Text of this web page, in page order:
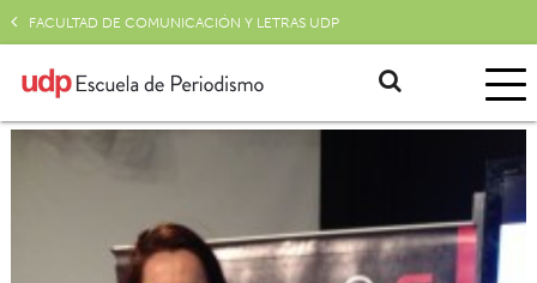
FACULTAD DE COMUNICACIÓN Y LETRAS UDP